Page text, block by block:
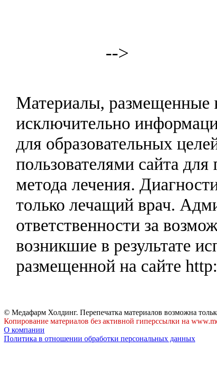
-->
Материалы, размещенные
исключительно
для образовательных
пользователями сайта
метода лечения.
только лечащий врач.
ответственности за
возникшие в результате
размещенной на сайте
© Медафарм Холдинг. Перепечатка материалов возможна
Копирование материалов без активной гиперссылки на
О компании
Политика в отношении обработки персональных данных